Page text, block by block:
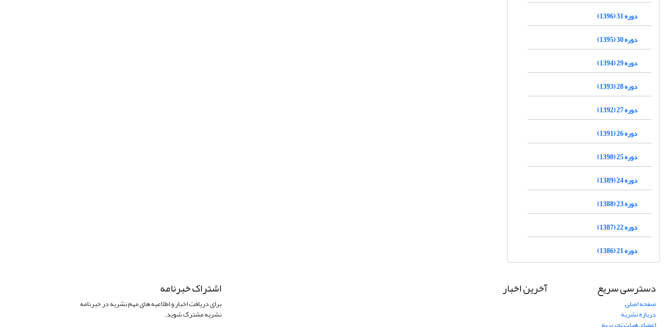
دوره 31 (1396)
دوره 30 (1395)
دوره 29 (1394)
دوره 28 (1393)
دوره 27 (1392)
دوره 26 (1391)
دوره 25 (1390)
دوره 24 (1389)
دوره 23 (1388)
دوره 22 (1387)
دوره 21 (1386)
دسترسی سریع
صفحه اصلی
درباره نشریه
آخرین اخبار اشتراک خبرنامه
برای دریافت اخبار و اطلاعیه های مهم نشریه در خبرنامه
نشریه مشترک شوید.